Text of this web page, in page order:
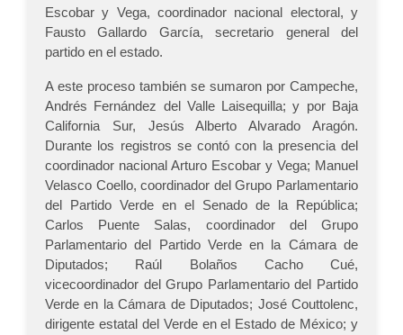
Escobar y Vega, coordinador nacional electoral, y
Fausto Gallardo García, secretario general del
partido en el estado.
A este proceso también se sumaron por Campeche,
Andrés Fernández del Valle Laisequilla; y por Baja
California Sur, Jesús Alberto Alvarado Aragón.
Durante los registros se contó con la presencia del
coordinador nacional Arturo Escobar y Vega; Manuel
Velasco Coello, coordinador del Grupo Parlamentario
del Partido Verde en el Senado de la República;
Carlos Puente Salas, coordinador del Grupo
Parlamentario del Partido Verde en la Cámara de
Diputados; Raúl Bolaños Cacho Cué,
vicecoordinador del Grupo Parlamentario del Partido
Verde en la Cámara de Diputados; José Couttolenc,
dirigente estatal del Verde en el Estado de México; y